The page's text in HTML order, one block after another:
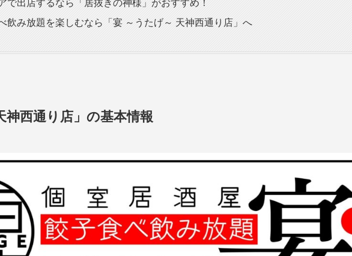
で出店するなら「居抜きの神様」がおすすめ！
飲み放題を楽しむなら「宴 ～うたげ～ 天神西通り店」へ
神西通り店」の基本情報